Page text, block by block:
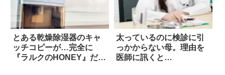
とある乾燥除湿器のキャ
ッチコピーが…完全に
『ラルクのHONEY』だっ
太っているのに検診に引
っかからない母。理由を
医師に訊くと…